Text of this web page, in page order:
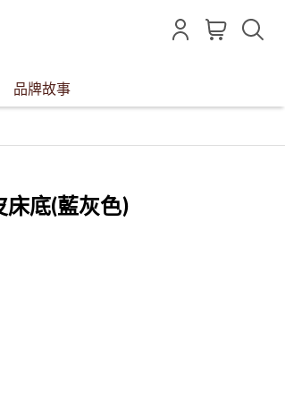
品牌故事
床底(藍灰色)